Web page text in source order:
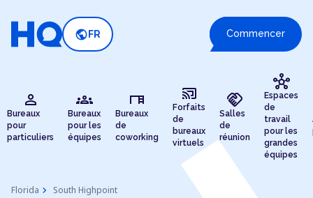
public FR Commencer
person
Bureaux
pour
particuliers
groups
Bureaux
pour les
équipes
desk
Bureaux
de
coworking
cast_connected
Forfaits
de
bureaux
virtuels
handshake
Salles
de
réunion
hub
Espaces
de
travail
pour les
grandes
équipes
Florida chevron_right South Highpoint